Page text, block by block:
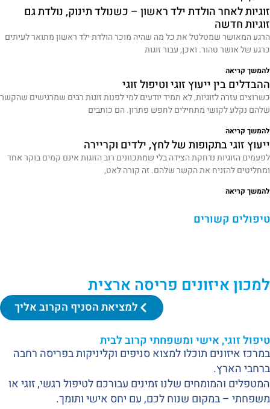
זוגיות לאחר הולדת ילד ראשון – כשנולד תינוק, נולדת גם
זוגיות חדשה
הרגע המאושר שמטלטל את כל מה שהיה מוכר הולדת ילד ראשון מתואר לעיתים
כרגע של אושר טהור. ואכן, עבור זוגות
להמשך קריאה
ההבדלים בין ייעוץ זוגי וטיפול זוגי
כשרוצים עזרה לזוגיות, לא תמיד יודעים למי לפנות זוגות רבים שמרגישים שהקשר
שלהם נקלע לקושי מתחילים לחפש פתרון. הם כותבים
להמשך קריאה
ייעוץ זוגי בתקופות של לחץ, ילדים וקריירה
לפעמים הזוגיות נדחקת הצידה בלי שמתכוונים רוב הזוגות אינם קמים בוקר אחד
ומחליטים להזניח את הקשר שלהם. זה קורה לאט,
להמשך קריאה
טיפולים קשורים
למכון איזונים פריסה ארצית
למציאת הסניף הקרוב אליך
טיפול זוגי, אישי ומשפחתי קרוב לבית
במרכז איזונים תוכלו למצוא סניפים וקליניקות בפריסה רחבה
ברחבי הארץ.
המטפלים והמומחים שלנו זמינים עבורכם לטיפול רגשי, זוגי או
משפחתי – במקום שנוח לכם, עם יחס אישי ותומך.